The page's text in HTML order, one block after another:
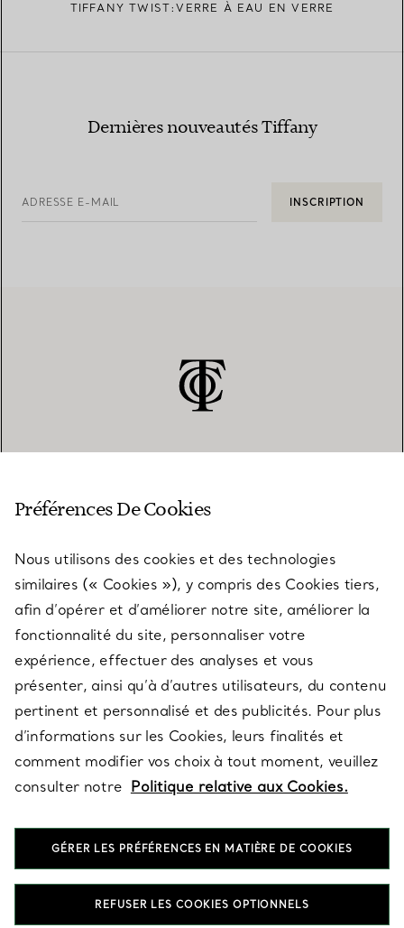
TIFFANY TWIST:VERRE À EAU EN VERRE
Dernières nouveautés Tiffany
ADRESSE E-MAIL INSCRIPTION
SERVICES
À PROPOS
QUESTIONS LÉGALES
SUIVEZ-NOUS
Préférences De Cookies
Nous utilisons des cookies et des technologies
similaires (« Cookies »), y compris des Cookies tiers,
afin d’opérer et d’améliorer notre site, améliorer la
fonctionnalité du site, personnaliser votre
expérience, effectuer des analyses et vous
présenter, ainsi qu’à d’autres utilisateurs, du contenu
pertinent et personnalisé et des publicités. Pour plus
d’informations sur les Cookies, leurs finalités et
comment modifier vos choix à tout moment, veuillez
consulter notre Politique relative aux Cookies.
GÉRER LES PRÉFÉRENCES EN MATIÈRE DE COOKIES
REFUSER LES COOKIES OPTIONNELS